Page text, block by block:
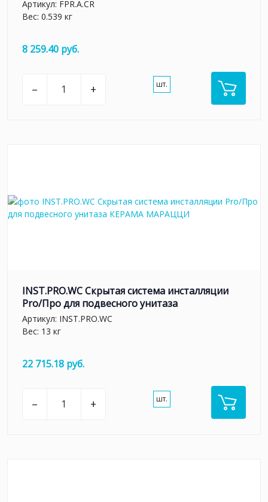
Артикул: FPR.A.CR
Вес: 0.539 кг
8 259.40 руб.
– + шт.
INST.PRO.WC Скрытая система инсталляции
Pro/Про для подвесного унитаза
Артикул: INST.PRO.WC
Вес: 13 кг
22 715.18 руб.
– + шт.